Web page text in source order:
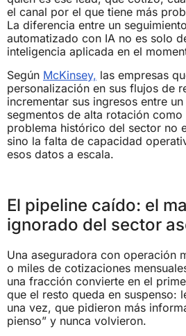
el canal por el que tiene más
La diferencia entre un
automatizado con IA no es solo
inteligencia aplicada en el
Según McKinsey, las empresas
personalización en sus flujos de
incrementar sus ingresos entre
segmentos de alta rotación
problema histórico del sector no
sino la falta de capacidad
esos datos a escala.
El pipeline caído: el
ignorado del sector
Una aseguradora con operación
o miles de cotizaciones
una fracción convierte en el
que el resto queda en suspenso:
una vez, que pidieron más
pienso” y nunca volvieron.